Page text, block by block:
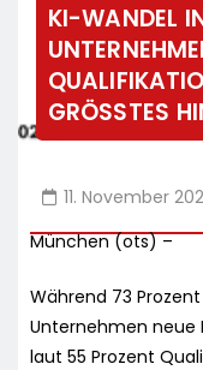
KI-WANDEL
GRÖSSTES
11. November
München (ots) –
Während 73
Unternehmen neue
laut 55 Prozent